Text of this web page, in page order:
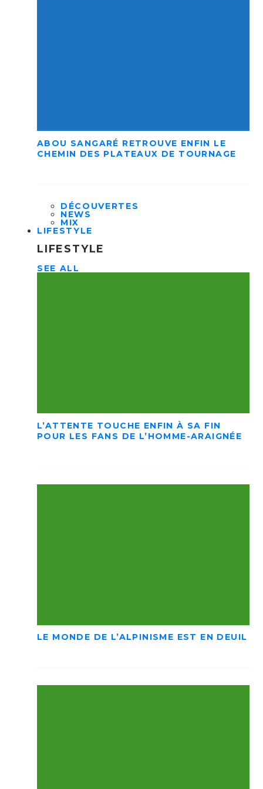
ABOU SANGARÉ RETROUVE ENFIN LE
CHEMIN DES PLATEAUX DE TOURNAGE
DÉCOUVERTES
NEWS
MIX
LIFESTYLE
LIFESTYLE
SEE ALL
L’ATTENTE TOUCHE ENFIN À SA FIN
POUR LES FANS DE L’HOMME-ARAIGNÉE
LE MONDE DE L’ALPINISME EST EN DEUIL